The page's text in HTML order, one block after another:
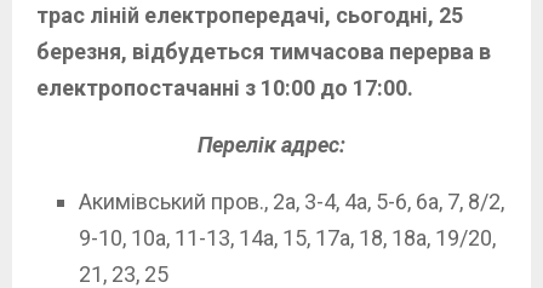
трас ліній електропередачі, сьогодні, 25
березня, відбудеться тимчасова перерва в
електропостачанні з 10:00 до 17:00.
Перелік адрес:
Акимівський пров., 2а, 3-4, 4а, 5-6, 6а, 7, 8/2,
9-10, 10а, 11-13, 14а, 15, 17а, 18, 18а, 19/20,
21, 23, 25